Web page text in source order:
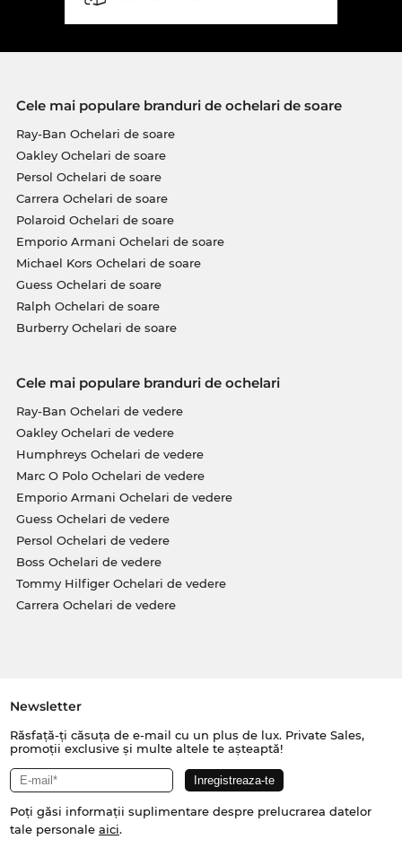
Cele mai populare branduri de ochelari de soare
Ray-Ban Ochelari de soare
Oakley Ochelari de soare
Persol Ochelari de soare
Carrera Ochelari de soare
Polaroid Ochelari de soare
Emporio Armani Ochelari de soare
Michael Kors Ochelari de soare
Guess Ochelari de soare
Ralph Ochelari de soare
Burberry Ochelari de soare
Cele mai populare branduri de ochelari
Ray-Ban Ochelari de vedere
Oakley Ochelari de vedere
Humphreys Ochelari de vedere
Marc O Polo Ochelari de vedere
Emporio Armani Ochelari de vedere
Guess Ochelari de vedere
Persol Ochelari de vedere
Boss Ochelari de vedere
Tommy Hilfiger Ochelari de vedere
Carrera Ochelari de vedere
Newsletter
Răsfață-ți căsuța de e-mail cu un plus de lux. Private Sales,
promoții exclusive și multe altele te așteaptă!
Poți găsi informații suplimentare despre prelucrarea datelor
tale personale aici.